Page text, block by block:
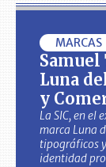
MARCAS
Luna
y
La SIC, en el
marca Luna
tipográficos
identidad